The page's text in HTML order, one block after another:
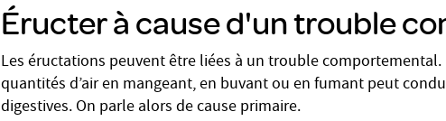
Éructer à cause d'un trouble
Les éructations peuvent être liées à un trouble comportemental.
quantités d’air en mangeant, en buvant ou en fumant peut
digestives. On parle alors de cause primaire.